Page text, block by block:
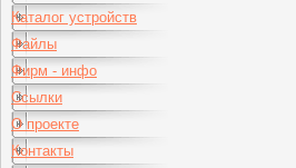
Каталог устройств
Файлы
Фирм - инфо
Ссылки
О проекте
Контакты